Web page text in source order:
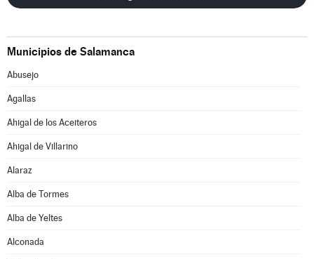
Municipios de Salamanca
Abusejo
Agallas
Ahigal de los Aceiteros
Ahigal de Villarino
Alaraz
Alba de Tormes
Alba de Yeltes
Alconada